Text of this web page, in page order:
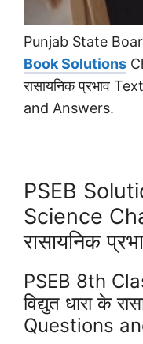
Punjab State
Book Solutions
रासायनिक प्रभाव
and Answers.
PSEB
Science
रासायनिक
PSEB 8th
विद्युत धारा के
Questions